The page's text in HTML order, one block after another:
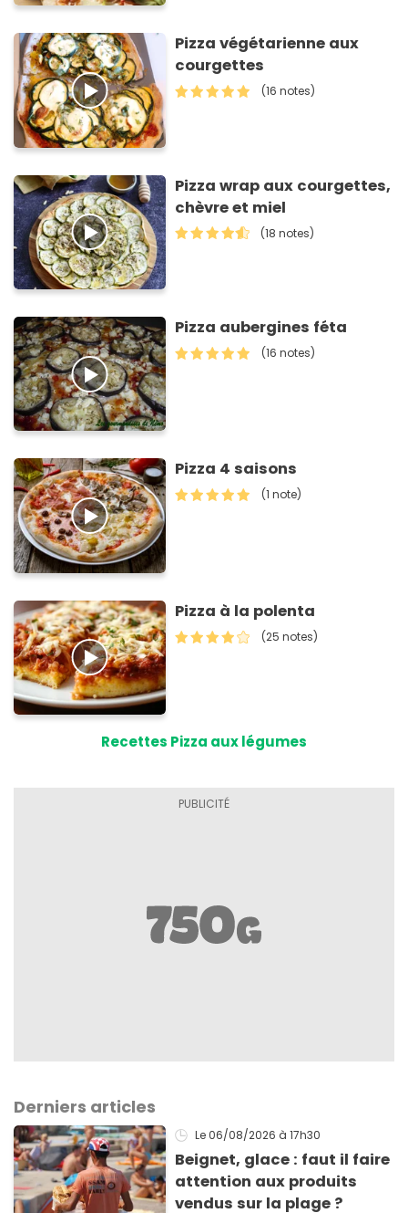
Pizza végétarienne aux
courgettes
(16 notes)
Pizza wrap aux courgettes,
chèvre et miel
(18 notes)
Pizza aubergines féta
(16 notes)
Pizza 4 saisons
(1 note)
Pizza à la polenta
(25 notes)
Recettes Pizza aux légumes
Derniers articles
Le 06/08/2026 à 17h30
Beignet, glace : faut il faire
attention aux produits
vendus sur la plage ?